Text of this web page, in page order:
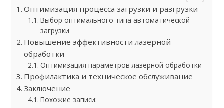
Оптимизация процесса загрузки и разгрузки
Выбор оптимального типа автоматической
загрузки
Повышение эффективности лазерной
обработки
Оптимизация параметров лазерной обработки
Профилактика и техническое обслуживание
Заключение
Похожие записи: